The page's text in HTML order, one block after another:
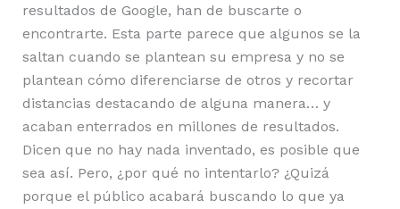
resultados de Google, han de buscarte o
encontrarte. Esta parte parece que algunos se la
saltan cuando se plantean su empresa y no se
plantean cómo diferenciarse de otros y recortar
distancias destacando de alguna manera… y
acaban enterrados en millones de resultados.
Dicen que no hay nada inventado, es posible que
sea así. Pero, ¿por qué no intentarlo? ¿Quizá
porque el público acabará buscando lo que ya